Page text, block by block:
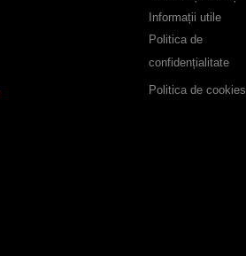
Informații utile
Politica de
confidențialitate
Politica de cookies